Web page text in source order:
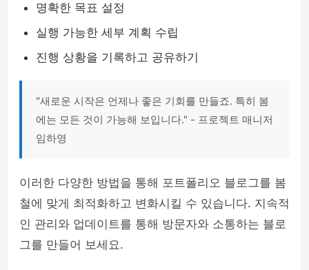
명확한 목표 설정
실행 가능한 세부 계획 수립
진행 상황을 기록하고 공유하기
"새로운 시작은 언제나 좋은 기회를 만들죠. 특히 봄
에는 모든 것이 가능해 보입니다." - 프로젝트 매니저
임하영
이러한 다양한 방법을 통해 포트폴리오 블로그를 봄
철에 맞게 최적화하고 변화시킬 수 있습니다. 지속적
인 관리와 업데이트를 통해 방문자와 소통하는 블로
그를 만들어 보세요.